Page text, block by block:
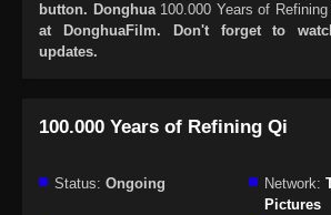
button. Donghua 100.000 Years of Refining
at DonghuaFilm. Don't forget to
updates.
100.000 Years of Refining Qi
Status: Ongoing Network:
Pictures